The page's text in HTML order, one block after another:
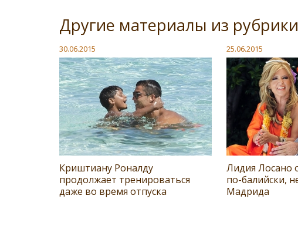
Другие материалы из
30.06.2015
Криштиану Роналду
продолжает тренироваться
даже во время отпуска
25.06.2015
Лидия Лосано
по-балийски,
Мадрида